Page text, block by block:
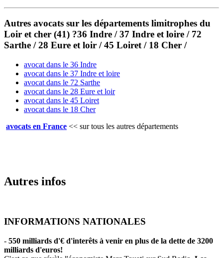
Autres avocats sur les départements limitrophes du
Loir et cher (41) ?36 Indre / 37 Indre et loire / 72
Sarthe / 28 Eure et loir / 45 Loiret / 18 Cher /
avocat dans le 36 Indre
avocat dans le 37 Indre et loire
avocat dans le 72 Sarthe
avocat dans le 28 Eure et loir
avocat dans le 45 Loiret
avocat dans le 18 Cher
avocats en France << sur tous les autres départements
Autres infos
INFORMATIONS NATIONALES
- 550 milliards d'€ d'interêts à venir en plus de la dette de 3200
milliards d'euros!